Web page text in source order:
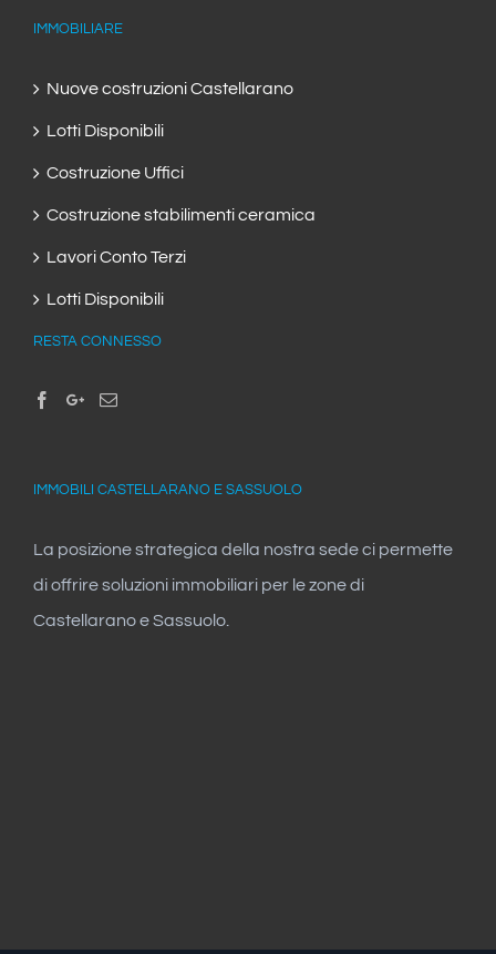
IMMOBILIARE
Nuove costruzioni Castellarano
Lotti Disponibili
Costruzione Uffici
Costruzione stabilimenti ceramica
Lavori Conto Terzi
Lotti Disponibili
RESTA CONNESSO
IMMOBILI CASTELLARANO E SASSUOLO
La posizione strategica della nostra sede ci permette
di offrire soluzioni immobiliari per le zone di
Castellarano e Sassuolo.